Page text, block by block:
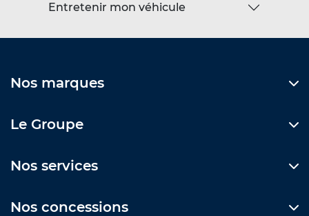
Entretenir mon véhicule
Nos marques
Le Groupe
Nos services
Nos concessions